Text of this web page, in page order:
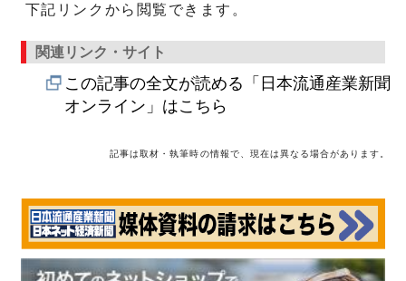
下記リンクから閲覧できます。
関連リンク・サイト
この記事の全文が読める「日本流通産業新聞
オンライン」はこちら
記事は取材・執筆時の情報で、現在は異なる場合があります。